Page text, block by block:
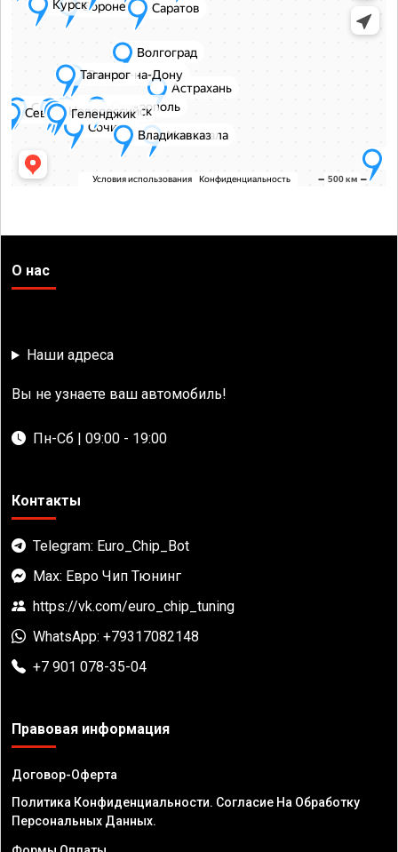
О нас
Наши адреса
Вы не узнаете ваш автомобиль!
Пн-Сб | 09:00 - 19:00
Контакты
Telegram: Euro_Chip_Bot
Max: Евро Чип Тюнинг
https://vk.com/euro_chip_tuning
WhatsApp: +79317082148
+7 901 078-35-04
Правовая информация
Договор-Оферта
Политика Конфиденциальности. Согласие На Обработку
Персональных Данных.